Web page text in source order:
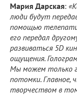
Мария Дарская:
люди будут
помощью
его передал
развиваться 5D
ощущения.
Мы можем только
потомки. Главное,
творчеством в